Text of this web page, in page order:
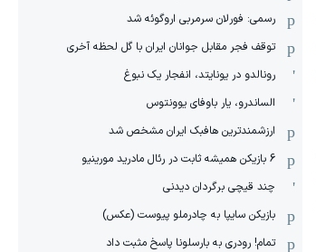
رسمی: فورلان سرمربی اروگوئه شد
توقف فجر مقابل جوانان ایران با گل لحظه آخری
رونالدو در یونایتد، انفجار یک نبوغ
الساندرو، یار باوفای یوونتوس
ارزشمندترین هافبک ایران مشخص شد
6 بازیکن همیشه ثابت در رئال مادرید مورینیو
چند قیچی برگردان دیدنی
بازیکن سایپا به چادرملو پیوست (عکس)
تمام! رودری به بارسلونا پاسخ مثبت داد